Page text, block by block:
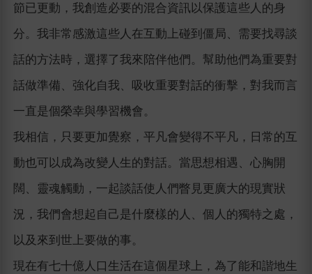
節已更動，我創造必要的混合資訊以保護這些人的身
分。我非常感激這些人在互動上碰到僵局、需要找尋談
話的方法時，選擇了我來陪伴他們。幫助他們為重要對
話做準備、強化自我、吸收重要對話的衝擊，對我而言
一直是個榮幸與學習機會。
我相信，只要更加覺察，平凡會變得不平凡，日常的互
動也可以成為改變人生的對話。當思想相遇、心胸開
闊、靈魂觸動，一起談話使人們瞥見更廣大的現實狀
況，我們會想起自己是什麼樣的人、個人的獨特之處，
以及來到世上要做的事。
現在有七十億人口生活在這個星球上，為了能和諧地生